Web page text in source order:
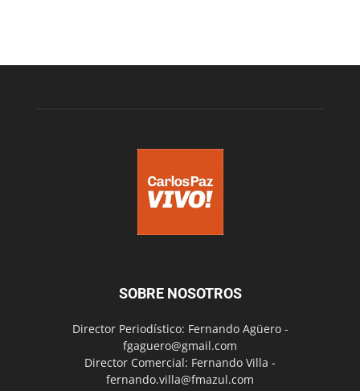
SOBRE NOSOTROS
Director Periodístico: Fernando Agüero -
fgaguero@gmail.com
Director Comercial: Fernando Villa -
fernando.villa@fmazul.com